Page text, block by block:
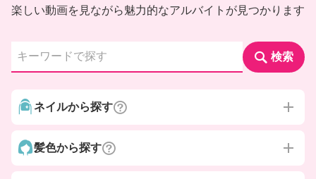
楽しい動画を見ながら魅力的なアルバイトが見つかります
検索
ネイルから探す
髪色から探す